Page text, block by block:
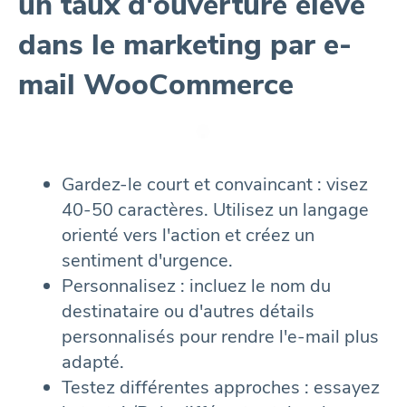
dans le marketing par e-
mail WooCommerce
Gardez-le court et convaincant : visez
40-50 caractères. Utilisez un langage
orienté vers l'action et créez un
sentiment d'urgence.
Personnalisez : incluez le nom du
destinataire ou d'autres détails
personnalisés pour rendre l'e-mail plus
adapté.
Testez différentes approches : essayez